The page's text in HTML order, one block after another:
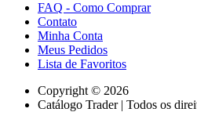
FAQ - Como Comprar
Contato
Minha Conta
Meus Pedidos
Lista de Favoritos
Copyright © 2026
Catálogo Trader | Todos os